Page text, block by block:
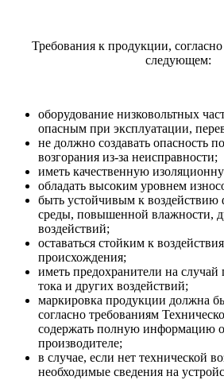
Требования к продукции,
следующем:
оборудование низковольтных
опасным при эксплуатации,
не должно создавать опасность
возгорания из-за неисправности;
иметь качественную
обладать высоким уровнем
быть устойчивым к воздействию
среды, повышенной влажности,
воздействий;
оставаться стойким к
происхождения;
иметь предохранители на случай
тока и других воздействий;
маркировка продукции должна
согласно требованиям
содержать полную информацию
производителе;
в случае, если нет технической
необходимые сведения на